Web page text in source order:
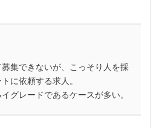
集できないが、こっそり人を採
に依頼する求人。
グレードであるケースが多い。